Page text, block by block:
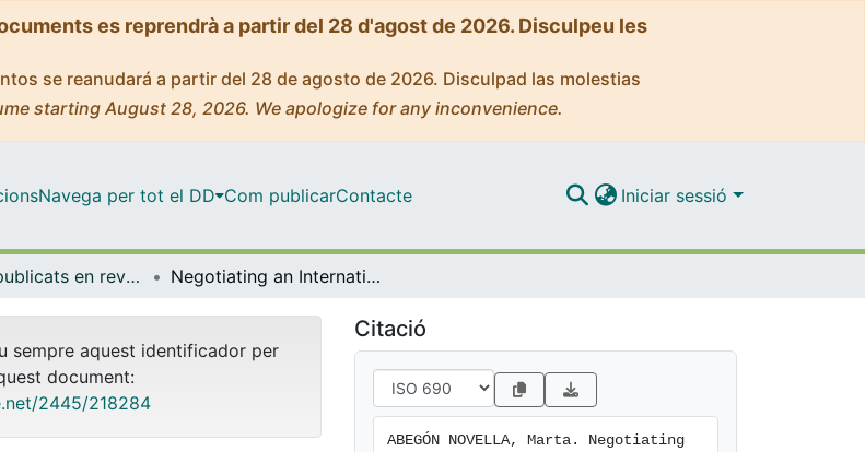
es reprendrà a partir del 28 d'agost de 2026. Disculpeu les
se reanudará a partir del 28 de agosto de 2026. Disculpad las molestias
starting August 28, 2026. We apologize for any inconvenience.
Navega per tot el DD Com publicarContacte Iniciar sessió
Articles publicats en revistes (Dret Penal i Criminologia, i Dret Internacional Públic i Relacions Internacional) Negotiating an International legal instrument on biodiversity beyond national jurisdiction: A look ahead
sempre aquest identificador per
document:
2445/218284
Citació
ABEGÓN NOVELLA, Marta. Negotiating